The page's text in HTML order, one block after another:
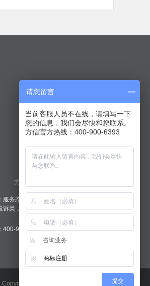
方信微信公众号
服务态度、业务进度、服务质量、责任推
诉类，您在服务中有任何不满均可联系投
400-900-6393
Copyright © 2025 方信知识产权 版权所有
请您留言
当前客服人员不在线，请填写一下
您的信息，我们会尽快和您联系。
方信官方热线：400-900-6393
咨询业务
商标注册
提交